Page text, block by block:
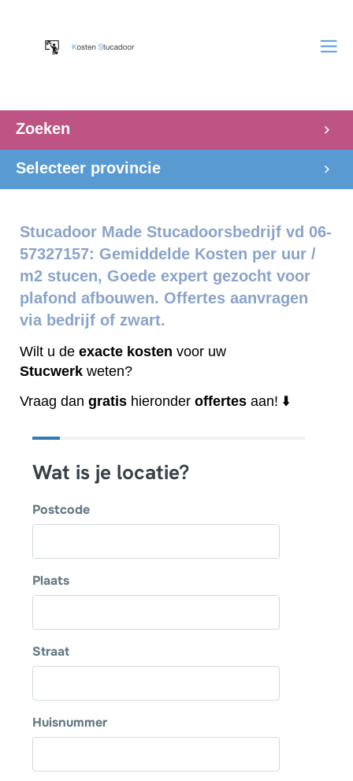
Zoeken
Selecteer provincie
Stucadoor Made Stucadoorsbedrijf vd 06-
57327157: Gemiddelde Kosten per uur /
m2 stucen, Goede expert gezocht voor
plafond afbouwen. Offertes aanvragen
via bedrijf of zwart.
Wilt u de exacte kosten voor uw
Stucwerk weten?
Vraag dan gratis hieronder offertes aan! ⬇️